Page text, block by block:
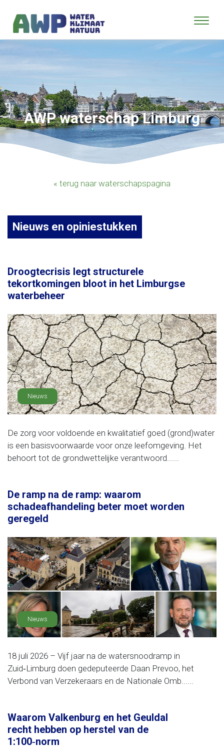
AWP waterschap Limburg
« terug naar waterschapspagina
Nieuws en opiniestukken
Droogtecrisis legt structurele
tekortkomingen bloot in het Limburgse
waterbeheer
Nieuws
De zorg voor voldoende en kwalitatief goed (grond)water
is een basisvoorwaarde voor onze leefomgeving. Het
behoort tot de grondwettelijke verantwoord......
De ramp na de ramp: waarom
schadeafhandeling beter moet worden
geregeld
Nieuws
18 juli 2026 – Vijf jaar na de watersnoodramp in
Zuid‑Limburg doen gedeputeerde Daan Prevoo, het
Verbond van Verzekeraars en de Nationale Omb......
Waarom Valkenburg en het Geuldal
recht hebben op herstel van de
1:100‑norm